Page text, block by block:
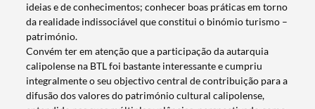
Categorias gerais
ideias e de conhecimentos; conhecer boas práticas em torno
da realidade indissociável que constitui o binómio turismo –
património.
Convém ter em atenção que a participação da autarquia
calipolense na BTL foi bastante interessante e cumpriu
integralmente o seu objectivo central de contribuição para a
difusão dos valores do património cultural calipolense,